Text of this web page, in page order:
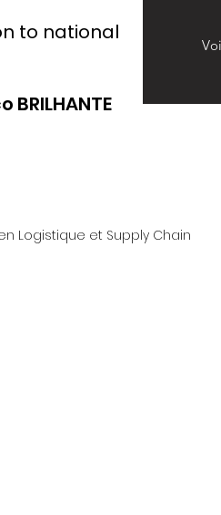
to national
BRILHANTE
Logistique et Supply Chain